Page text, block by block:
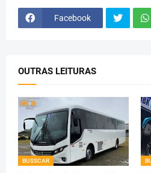
Facebook
OUTRAS LEITURAS
BUSSCAR